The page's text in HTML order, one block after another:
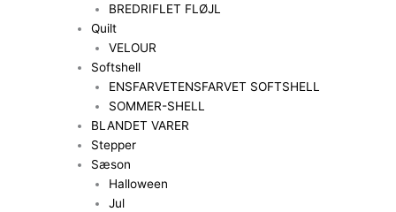
BREDRIFLET FLØJL
Quilt
VELOUR
Softshell
ENSFARVETENSFARVET SOFTSHELL
SOMMER-SHELL
BLANDET VARER
Stepper
Sæson
Halloween
Jul